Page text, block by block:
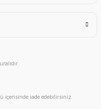
içerisinde iade edebilirsiniz.